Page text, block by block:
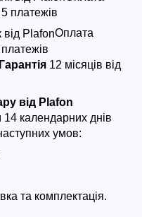
платежів
Оплата
Гарантія 12 місяців від
14 календарних днів
умов:
та комплектація.